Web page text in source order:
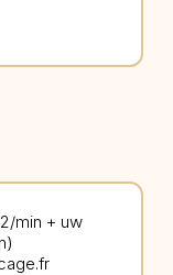
min + uw